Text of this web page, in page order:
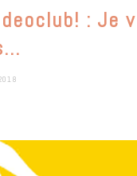
: Je